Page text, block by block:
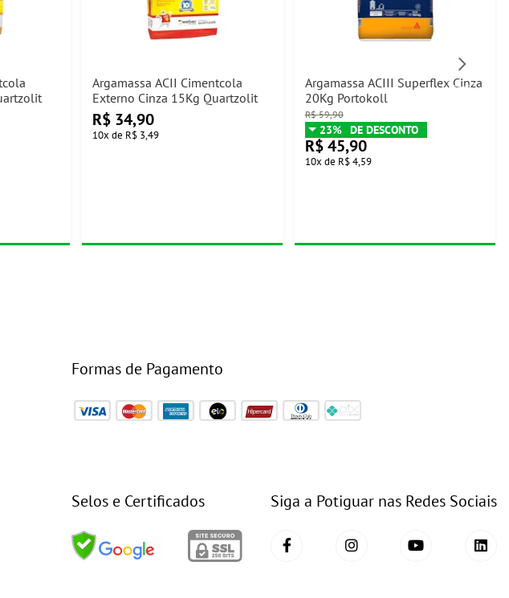
Argamassa ACII Cimentcola
Externo Cinza 15Kg Quartzolit
R$ 34,90
10x de R$ 3,49
Argamassa ACIII Superflex Cinza
20Kg Portokoll
R$ 59,90
23%
R$ 45,90
10x de R$ 4,59
Formas de Pagamento
Selos e Certificados Siga a Potiguar nas Redes Sociais